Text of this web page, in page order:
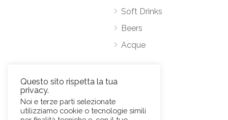
Soft Drinks
Beers
Acque
Via Antonio Pacinotti 63, 00146 Roma
Mob.+39 3384389569
Questo sito rispetta la tua
privacy.
Noi e terze parti selezionate
utilizziamo cookie o tecnologie simili